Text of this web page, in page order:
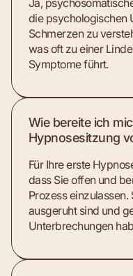
Ja,
die psychologischen
Schmerzen zu
was oft zu einer
Symptome führt.
Wie bereite ich
Hypnosesitzung
Für Ihre erste
dass Sie offen und
Prozess einzulassen.
ausgeruht sind und
Unterbrechungen